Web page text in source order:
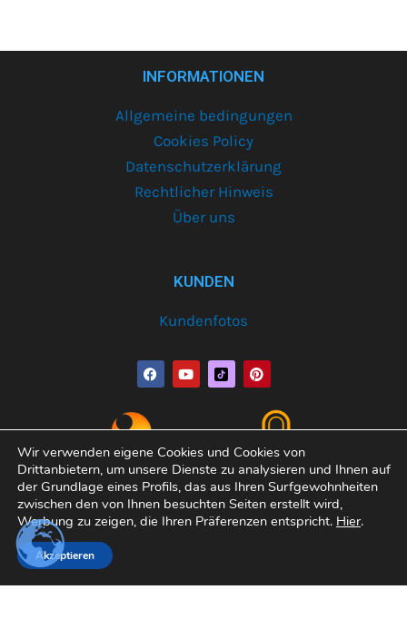
INFORMATIONEN
Allgemeine bedingungen
Cookies Policy
Datenschutzerklärung
Rechtlicher Hinweis
Über uns
KUNDEN
Kundenfotos
F
a
c
b
o
o
k
Y
o
u
b
e
P
i
n
e
r
e
s
t
Copyright© 2026 Varobath | Erledigt von:
Wir verwenden eigene Cookies und Cookies von
Drittanbietern, um unsere Dienste zu analysieren und Ihnen auf
der Grundlage eines Profils, das aus Ihren Surfgewohnheiten
zwischen den von Ihnen besuchten Seiten erstellt wird,
Werbung zu zeigen, die Ihren Präferenzen entspricht. Hier.
Akzeptieren